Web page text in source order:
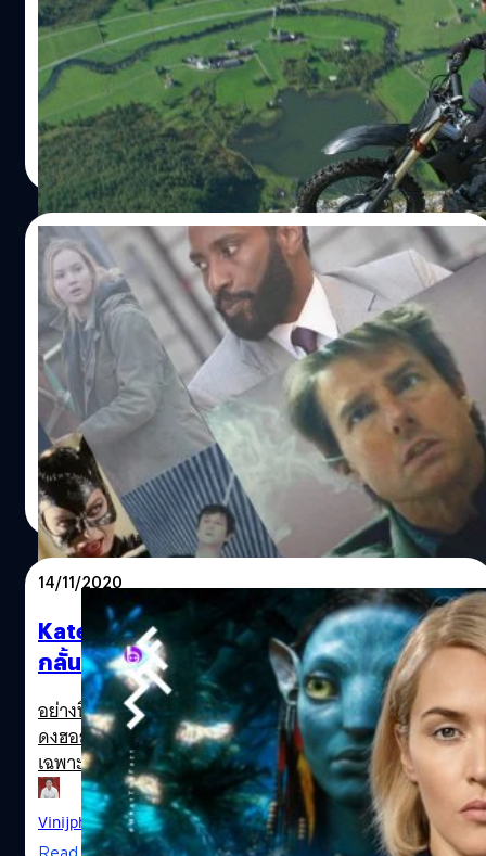
ชี้จุด Easter Egg แฟรนไชส์ 'Mission: Impossible' จาก
ภาพยนตร์ 'Mission: Impossible – Dead Reckoning Part
One'
ประภาส อยู่เย็น| 1119 days ago
Read More
25/07/2021
10 นักแสดงที่ได้ความสามารถพิเศษเพิ่มขึ้น
จากบทบาทที่แสดง
อย่างที่คอหนังทราบกันดีว่า ฮอลลีวูดคืออุตสาหกรรม
ภาพยนตร์ที่ยิ่งใหญ่ที่สุดในโลกแต่ละปีมีการลงทุนมหาศาล
แล้วนับวันหนังแต่ละเรื่องก็ใช้ทุนสร้างมากขึ้น เพื่อตอบสนอง
จำนวนผู้ชมที่มากขึ้นและช่องทางการเข้าถึงผู้บริโภคได้ทั่วถึง
ขึ้นตามวิวัฒนาการของเทคโนโลยี ซึ่งทุนสร้างดังกล่าวนั้นก็รวม
ไปถึงค่าตัวของนักแสดง โดยเฉพาะบรรดานักแสดงแถวหน้าที่
ค่าตัวก็อยู่ในระดับที่มหาศาลเกินคาด แต่ขณะเดียวกันเขาและ
เธอเหล่านี้ก็ทุ่มเทแรงกายแรงใจให้กับบทบาทที่รับในระดับที่
สมค่าราคาที่สตูดิโอควักกระเป๋าจ่าย
สุชยา เกษจำรัส | 1838 days ago
Read More
14/11/2020
Kate Winslet ขอขิง Tom Cruise ทำลายสถิติ
กลั้นหายใจถ่ายหนังใต้น้ำนานกว่า ใน Avatar 2
อย่างที่ใครหลายคนอาจจะพอรู้กันว่า Tom Cruise คือนักแส
ดงฮอลลีวูดที่ชอบเล่นฉากผาดโผนเสี่ยงตายด้วยตัวเองโดย
เฉพาะกับหนังชุด Mission Impossible อย่างในภาค 5 Rogue
Nation (2015) นั้น เขาก็มีฉากดำอยู่ใต้น้ำที่ต้องกลั้นหายใจ
อยู่นานถึง 6 นาที แต่ล่าสุดมีนักแสดงอีกคนที่สามารถทำลาย
สถิติกลั้นหายใจใต้น้ำได้ 7 นาทีนานกว่า Cruise แถมยังเป็นนัก
Vinijphat Kanyapong| 2091 days ago